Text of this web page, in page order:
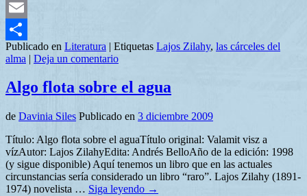
Mastodon
Email
Compartir
Publicado en Literatura | Etiquetas Lajos Zilahy, las cárceles del
alma | Deja un comentario
Algo flota sobre el agua
de Davinia Siles Publicado en 3 diciembre 2009
Título: Algo flota sobre el aguaTítulo original: Valamit visz a
vízAutor: Lajos ZilahyEdita: Andrés BelloAño de la edición: 1998
(y sigue disponible) Aquí tenemos un libro que en las actuales
circunstancias sería considerado un libro “raro”. Lajos Zilahy (1891-
1974) novelista … Siga leyendo →